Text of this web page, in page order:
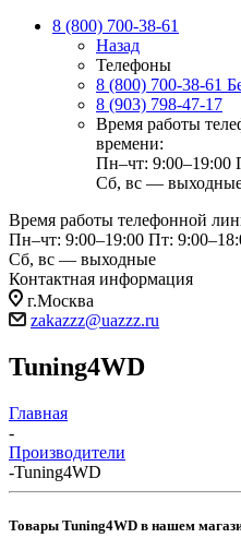
8 (800) 700-38-61
Назад
Телефоны
8 (800) 700-38-61
8 (903) 798-47-17
Время работы
времени:
Пн–чт: 9:00–19:00
Сб, вс —
Время работы телефонной
Пн–чт: 9:00–19:00 Пт:
Сб, вс — выходные
Контактная информация
г.Москва
zakazzz@uazzz.ru
Tuning4WD
Главная
-
Производители
-Tuning4WD
Товары Tuning4WD в нашем